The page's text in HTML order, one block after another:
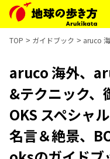
TOP ガイドブック aruco
aruco 海外、
&テクニック、
OKS スペシャ
名言＆絶景、